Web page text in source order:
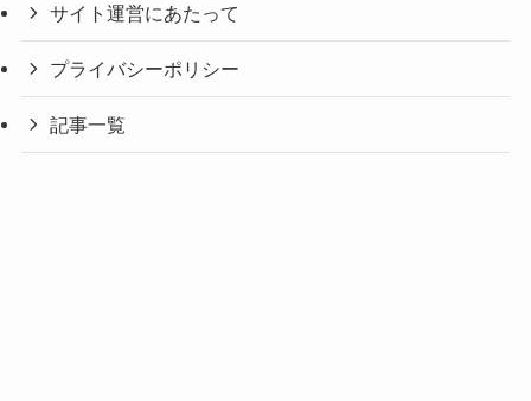
サイト運営にあたって
プライバシーポリシー
記事一覧